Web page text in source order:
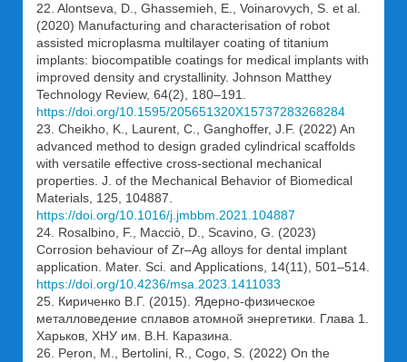
22. Alontseva, D., Ghassemieh, E., Voinarovych, S. et al.
(2020) Manufacturing and characterisation of robot
assisted microplasma multilayer coating of titanium
implants: biocompatible coatings for medical implants with
improved density and crystallinity. Johnson Matthey
Technology Review, 64(2), 180–191.
https://doi.org/10.1595/205651320X15737283268284
23. Cheikho, K., Laurent, C., Ganghoffer, J.F. (2022) An
advanced method to design graded cylindrical scaffolds
with versatile effective cross-sectional mechanical
properties. J. of the Mechanical Behavior of Biomedical
Materials, 125, 104887.
https://doi.org/10.1016/j.jmbbm.2021.104887
24. Rosalbino, F., Macciò, D., Scavino, G. (2023)
Corrosion behaviour of Zr–Ag alloys for dental implant
application. Mater. Sci. and Applications, 14(11), 501–514.
https://doi.org/10.4236/msa.2023.1411033
25. Кириченко В.Г. (2015). Ядерно-физическое
металловедение сплавов атомной энергетики. Глава 1.
Харьков, ХНУ им. В.Н. Каразина.
26. Peron, M., Bertolini, R., Cogo, S. (2022) On the